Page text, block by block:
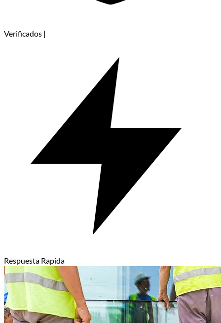
Verificados |
Respuesta Rapida